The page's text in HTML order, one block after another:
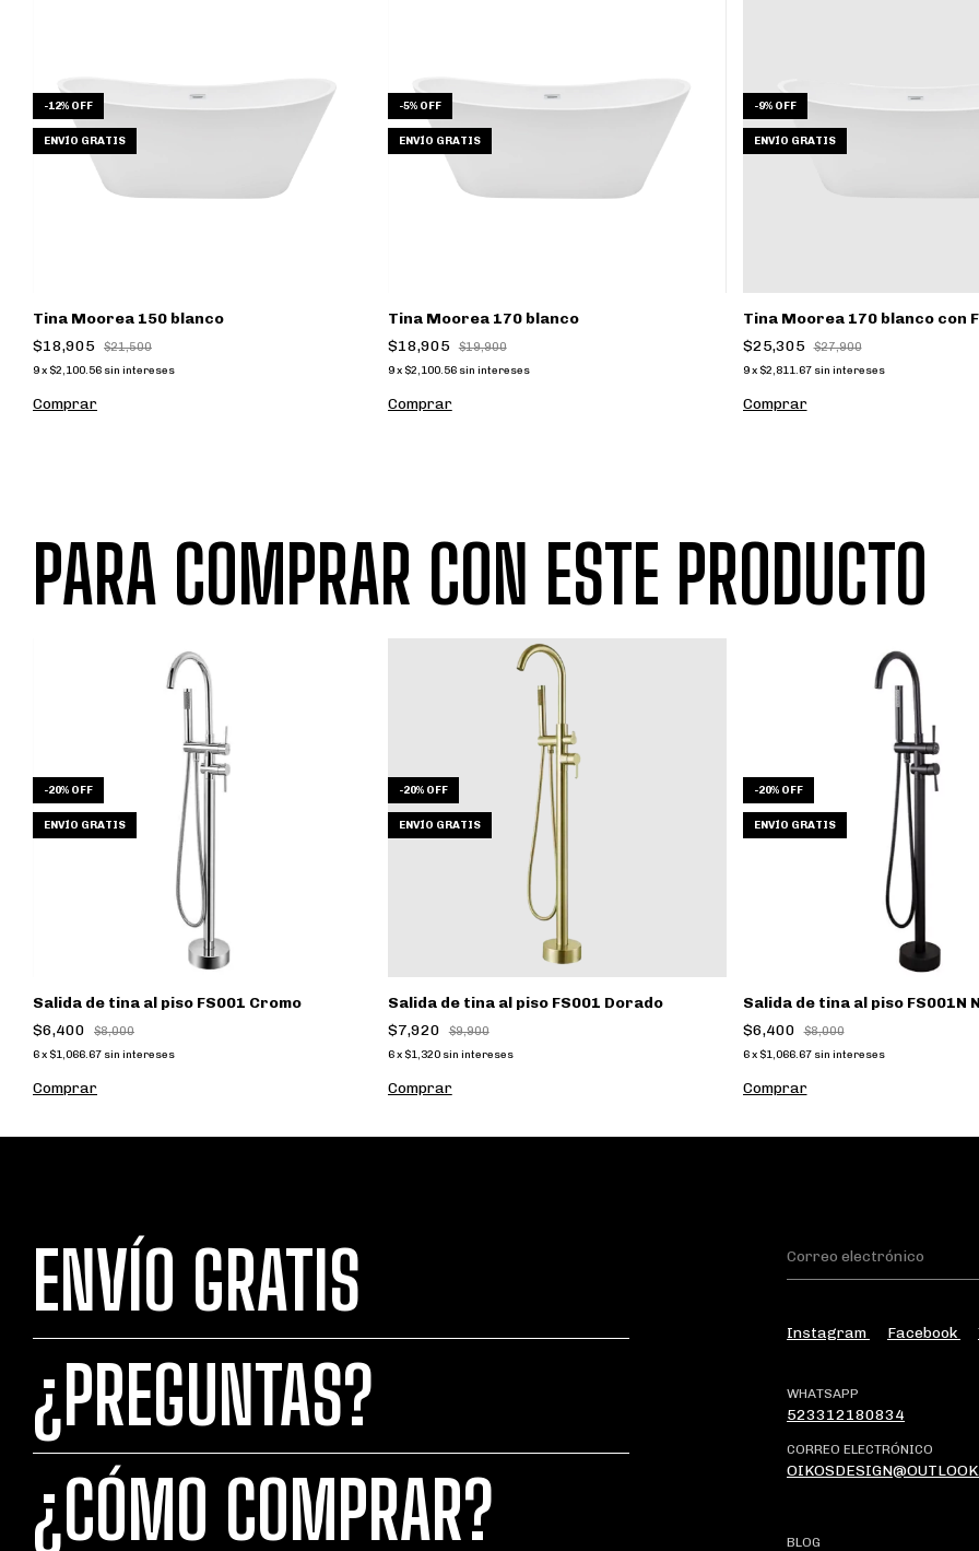
-12% OFF
ENVÍO GRATIS
Tina Moorea 150 blanco
$18,905
$21,500
9x $2,100.56 sin intereses
Comprar
-5% OFF
ENVÍO GRATIS
Tina Moorea 170 blanco
$18,905
$19,900
9x $2,100.56 sin intereses
Comprar
-9% OFF
ENVÍO GRATIS
Tina Moorea 170 blanco con
$25,305
$27,900
9 x $2,811.67 sin intereses
Comprar
PARA COMPRAR CON ESTE PRODUCTO
-20% OFF
ENVÍO GRATIS
Salida de tina al piso FS001 Cromo
$6,400
$8,000
6x $1,066.67 sin intereses
-20% OFF
ENVÍO GRATIS
Salida de tina al piso FS001 Dorado
$7,920
$9,900
6x $1,320 sin intereses
-20% OFF
ENVÍO GRATIS
Salida de tina al piso FS001N
$6,400
$8,000
6 x $1,066.67 sin intereses
ENVÍO GRATIS
¿PREGUNTAS?
¿CÓMO COMPRAR?
Instagram Facebook
WHATSAPP
523312180834
CORREO ELECTRÓNICO
BLOG